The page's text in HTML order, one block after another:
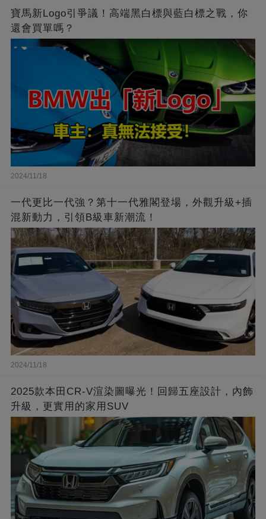
寶馬新Logo引爭議！高端黑白標與藍白標之戰，你
還會買單嗎？
2024/11/18
一代更比一代強？第十一代雅閣登場，外觀升級+插
混新動力，引領B級車新潮流！
2024/11/18
2025款本田CR-V渲染圖曝光！回歸五座設計，內飾
升級，更實用的家用SUV